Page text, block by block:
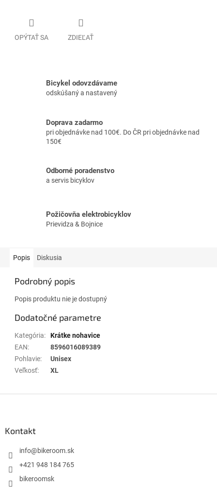
OPÝTAŤ SA ZDIEĽAŤ
Bicykel odovzdávame
odskúšaný a nastavený
Doprava zadarmo
pri objednávke nad 100€. Do ČR pri objednávke nad
150€
Odborné poradenstvo
a servis bicyklov
Požičovňa elektrobicyklov
Prievidza & Bojnice
Popis Diskusia
Podrobný popis
Popis produktu nie je dostupný
Dodatočné parametre
Kategória:
Krátke nohavice
EAN:
8596016089389
Pohlavie:
Unisex
Veľkosť: XL
Kontakt
info@bikeroom.sk
+421 948 184 765
bikeroomsk